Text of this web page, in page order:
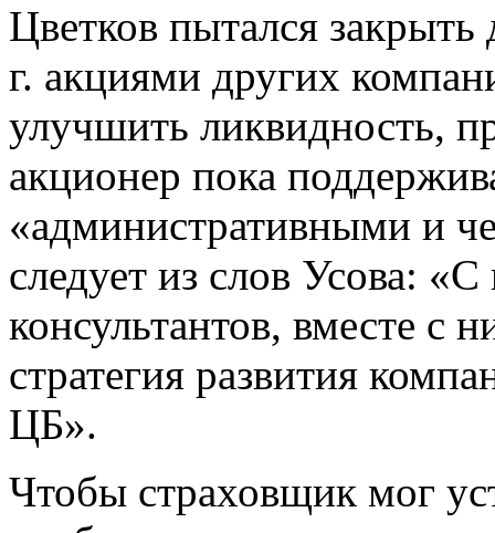
Цветков пытался
г. акциями других
улучшить ликвидность,
акционер пока
«административными и
следует из слов Усова:
консультантов, вместе с
стратегия развития
ЦБ».
Чтобы страховщик мог